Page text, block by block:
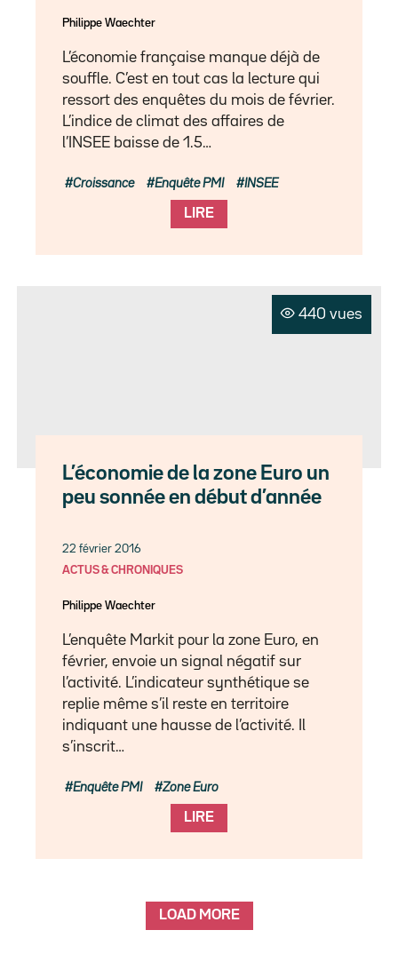
Philippe Waechter
L’économie française manque déjà de
souffle. C’est en tout cas la lecture qui
ressort des enquêtes du mois de février.
L’indice de climat des affaires de
l’INSEE baisse de 1.5…
LIRE
Croissance Enquête PMI INSEE
440 vues
L’économie de la zone Euro un
peu sonnée en début d’année
22 février 2016
ACTUS & CHRONIQUES
Philippe Waechter
L’enquête Markit pour la zone Euro, en
février, envoie un signal négatif sur
l’activité. L’indicateur synthétique se
replie même s’il reste en territoire
indiquant une hausse de l’activité. Il
s’inscrit…
LIRE
Enquête PMI Zone Euro
LOAD MORE